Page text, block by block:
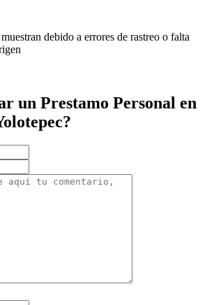
debido a errores de rastreo o falta
un Prestamo Personal en